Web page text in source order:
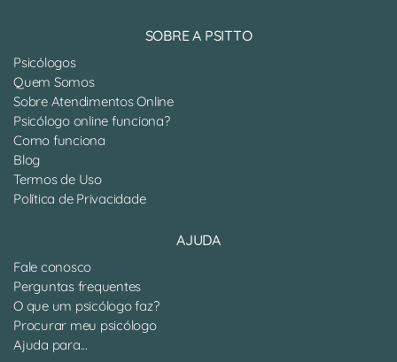
SOBRE A PSITTO
Psicólogos
Quem Somos
Sobre Atendimentos Online
Psicólogo online funciona?
Como funciona
Blog
Termos de Uso
Política de Privacidade
AJUDA
Fale conosco
Perguntas frequentes
O que um psicólogo faz?
Procurar meu psicólogo
Ajuda para...